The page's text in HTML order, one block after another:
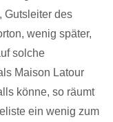
Gutsleiter des
wenig später,
solche
Maison Latour
könne, so räumt
ein wenig zum